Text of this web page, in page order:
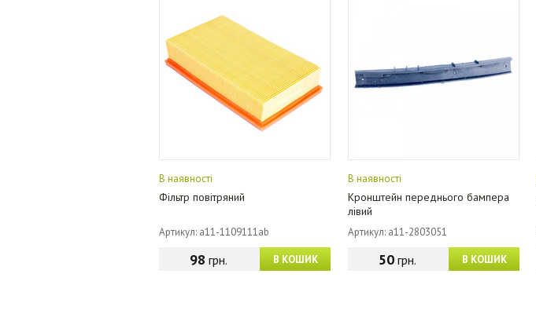
В наявності
Фільтр повітряний
Артикул: a11-1109111ab
В КОШИК
98 грн.
В наявності
Кронштейн переднього бампера
лівий
Артикул: a11-2803051
В КОШИК
50грн.